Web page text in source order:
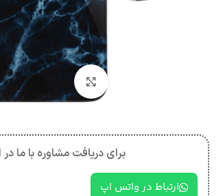
بزرگنمایی تصویر
برای دریافت مشاوره با ما در
ارتباط در واتس اپ